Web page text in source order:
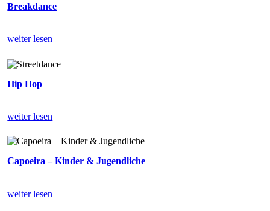
Breakdance
weiter lesen
Hip Hop
weiter lesen
Capoeira – Kinder & Jugendliche
weiter lesen